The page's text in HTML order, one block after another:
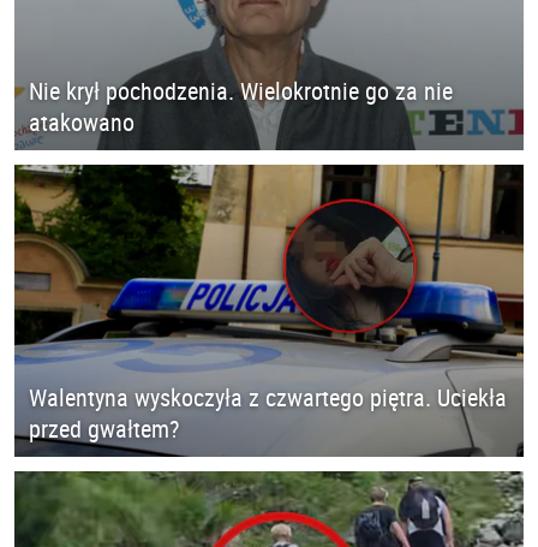
Nie krył pochodzenia. Wielokrotnie go za nie
atakowano
Walentyna wyskoczyła z czwartego piętra. Uciekła
przed gwałtem?